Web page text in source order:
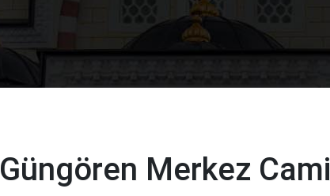
Güngören Merkez Cami